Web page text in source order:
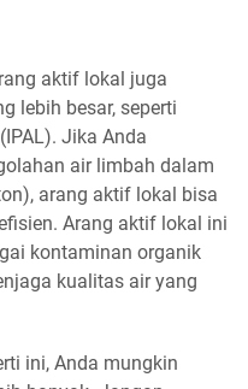
aktif lokal juga
lebih besar, seperti
Jika Anda
air limbah dalam
arang aktif lokal bisa
Arang aktif lokal ini
kontaminan organik
kualitas air yang
ini, Anda mungkin